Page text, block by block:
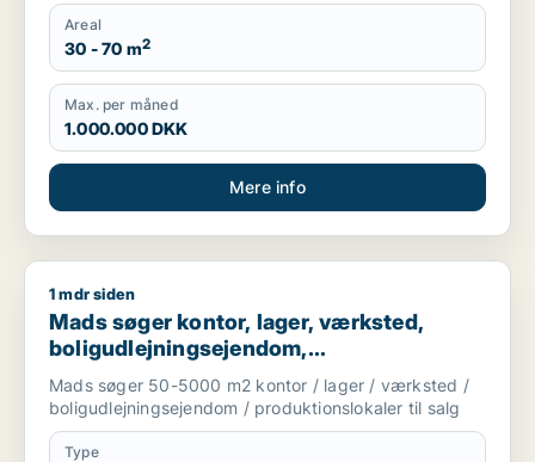
Areal
30 - 70 m2
Max. per måned
1.000.000 DKK
Mere info
Mads søger kontor, lager, værksted,
1 mdr siden
Mads søger kontor, lager, værksted,
boligudlejningsejendom,
produktionslokaler eller garage til salg i
København
Mads søger 50-5000 m2 kontor / lager / værksted /
boligudlejningsejendom / produktionslokaler til salg
Type